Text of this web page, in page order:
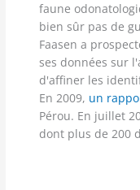
faune
bien sûr pas de
Faasen a
ses données sur
d'affiner les
En 2009, un
Pérou. En juillet
dont plus de 200